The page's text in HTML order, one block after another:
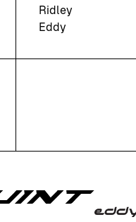
Ridley
Eddy